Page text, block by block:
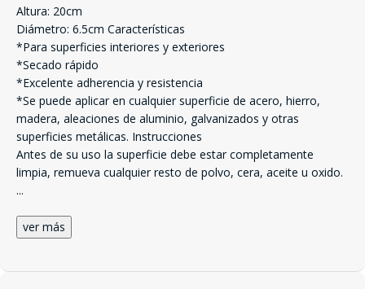
Altura: 20cm
Diámetro: 6.5cm Características
*Para superficies interiores y exteriores
*Secado rápido
*Excelente adherencia y resistencia
*Se puede aplicar en cualquier superficie de acero, hierro,
madera, aleaciones de aluminio, galvanizados y otras
superficies metálicas. Instrucciones
Antes de su uso la superficie debe estar completamente
limpia, remueva cualquier resto de polvo, cera, aceite u oxido.
...
ver más